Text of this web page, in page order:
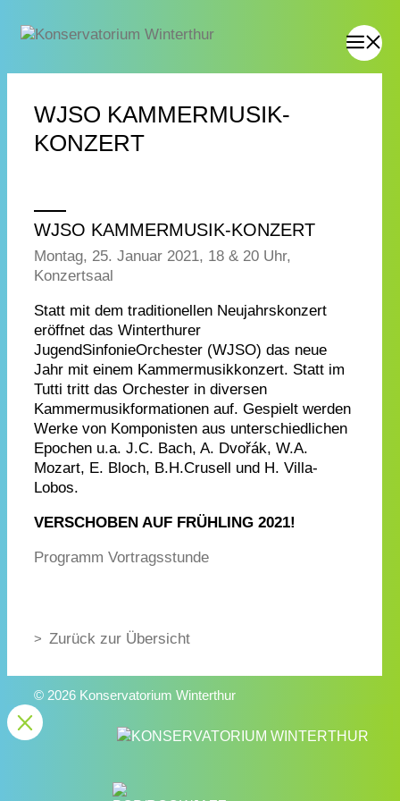
WJSO KAMMERMUSIK-
KONZERT
WJSO KAMMERMUSIK-KONZERT
Montag, 25. Januar 2021, 18 & 20 Uhr,
Konzertsaal
Statt mit dem traditionellen Neujahrskonzert
eröffnet das Winterthurer
JugendSinfonieOrchester (WJSO) das neue
Jahr mit einem Kammermusikkonzert. Statt im
Tutti tritt das Orchester in diversen
Kammermusikformationen auf. Gespielt werden
Werke von Komponisten aus unterschiedlichen
Epochen u.a. J.C. Bach, A. Dvořák, W.A.
Mozart, E. Bloch, B.H.Crusell und H. Villa-
Lobos.
VERSCHOBEN AUF FRÜHLING 2021!
Programm Vortragsstunde
Zurück zur Übersicht
© 2026 Konservatorium Winterthur